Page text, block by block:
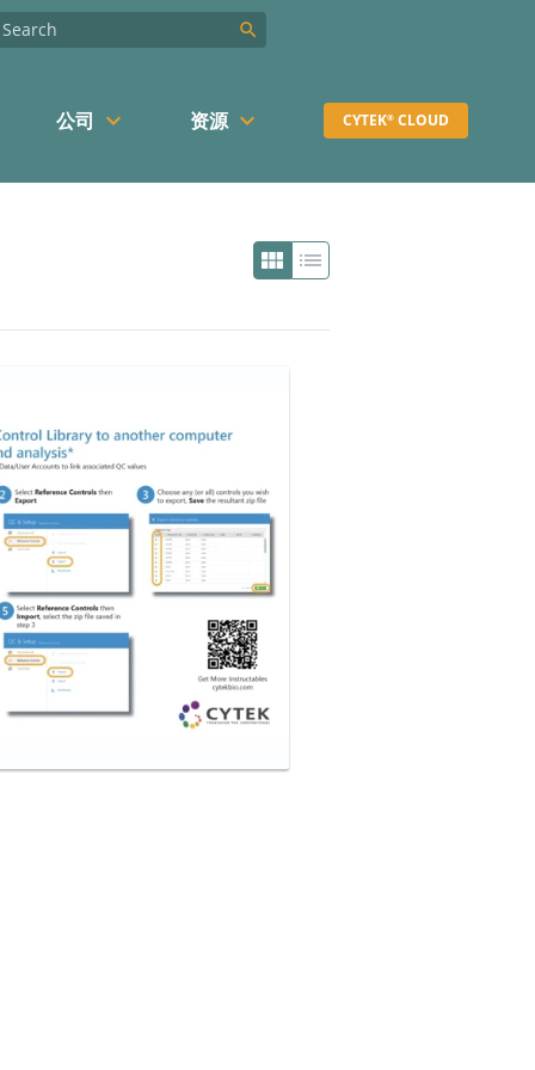
search
公司 keyboard_arrow_down 资源 keyboard_arrow_down CYTEK® CLOUD
view_module list